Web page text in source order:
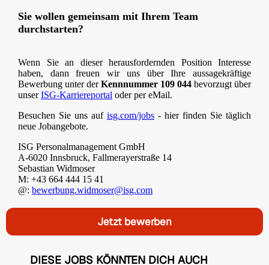
Sie wollen gemeinsam mit Ihrem Team
durchstarten?
Wenn Sie an dieser herausfordernden Position Interesse
haben, dann freuen wir uns über Ihre aussagekräftige
Bewerbung unter derKennnummer 109 044 bevorzugt über
unserISG-Karriereportal oder per eMail.
Besuchen Sie uns auf isg.com/jobs - hier finden Sie täglich
neue Jobangebote.
ISG Personalmanagement GmbH
A-6020 Innsbruck, Fallmerayerstraße 14
Sebastian Widmoser
M: +43 664 444 15 41
@: bewerbung.widmoser@isg.com
Jetzt bewerben
DIESE JOBS KÖNNTEN DICH AUCH